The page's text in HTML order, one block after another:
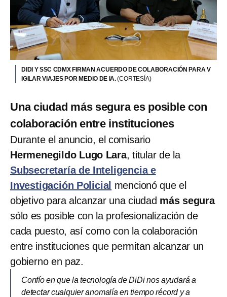
DIDI Y SSC CDMX FIRMAN ACUERDO DE COLABORACIÓN PARA V
IGILAR VIAJES POR MEDIO DE IA.(CORTESÍA)
Una ciudad más segura es posible con
colaboración entre instituciones
Durante el anuncio, el comisario
Hermenegildo Lugo Lara, titular de la
Subsecretaría de Inteligencia e
Investigación Policial mencionó que el
objetivo para alcanzar una ciudad más segura
sólo es posible con la profesionalización de
cada puesto, así como con la colaboración
entre instituciones que permitan alcanzar un
gobierno en paz.
Confío en que la tecnología de DiDi nos ayudará a
detectar cualquier anomalía en tiempo récord y a